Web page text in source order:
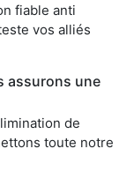
fiable anti
vos alliés
assurons une
de
toute notre